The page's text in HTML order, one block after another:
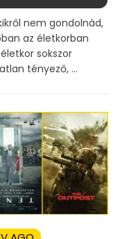
nem gondolnád,
az életkorban
sokszor
tényező, ...